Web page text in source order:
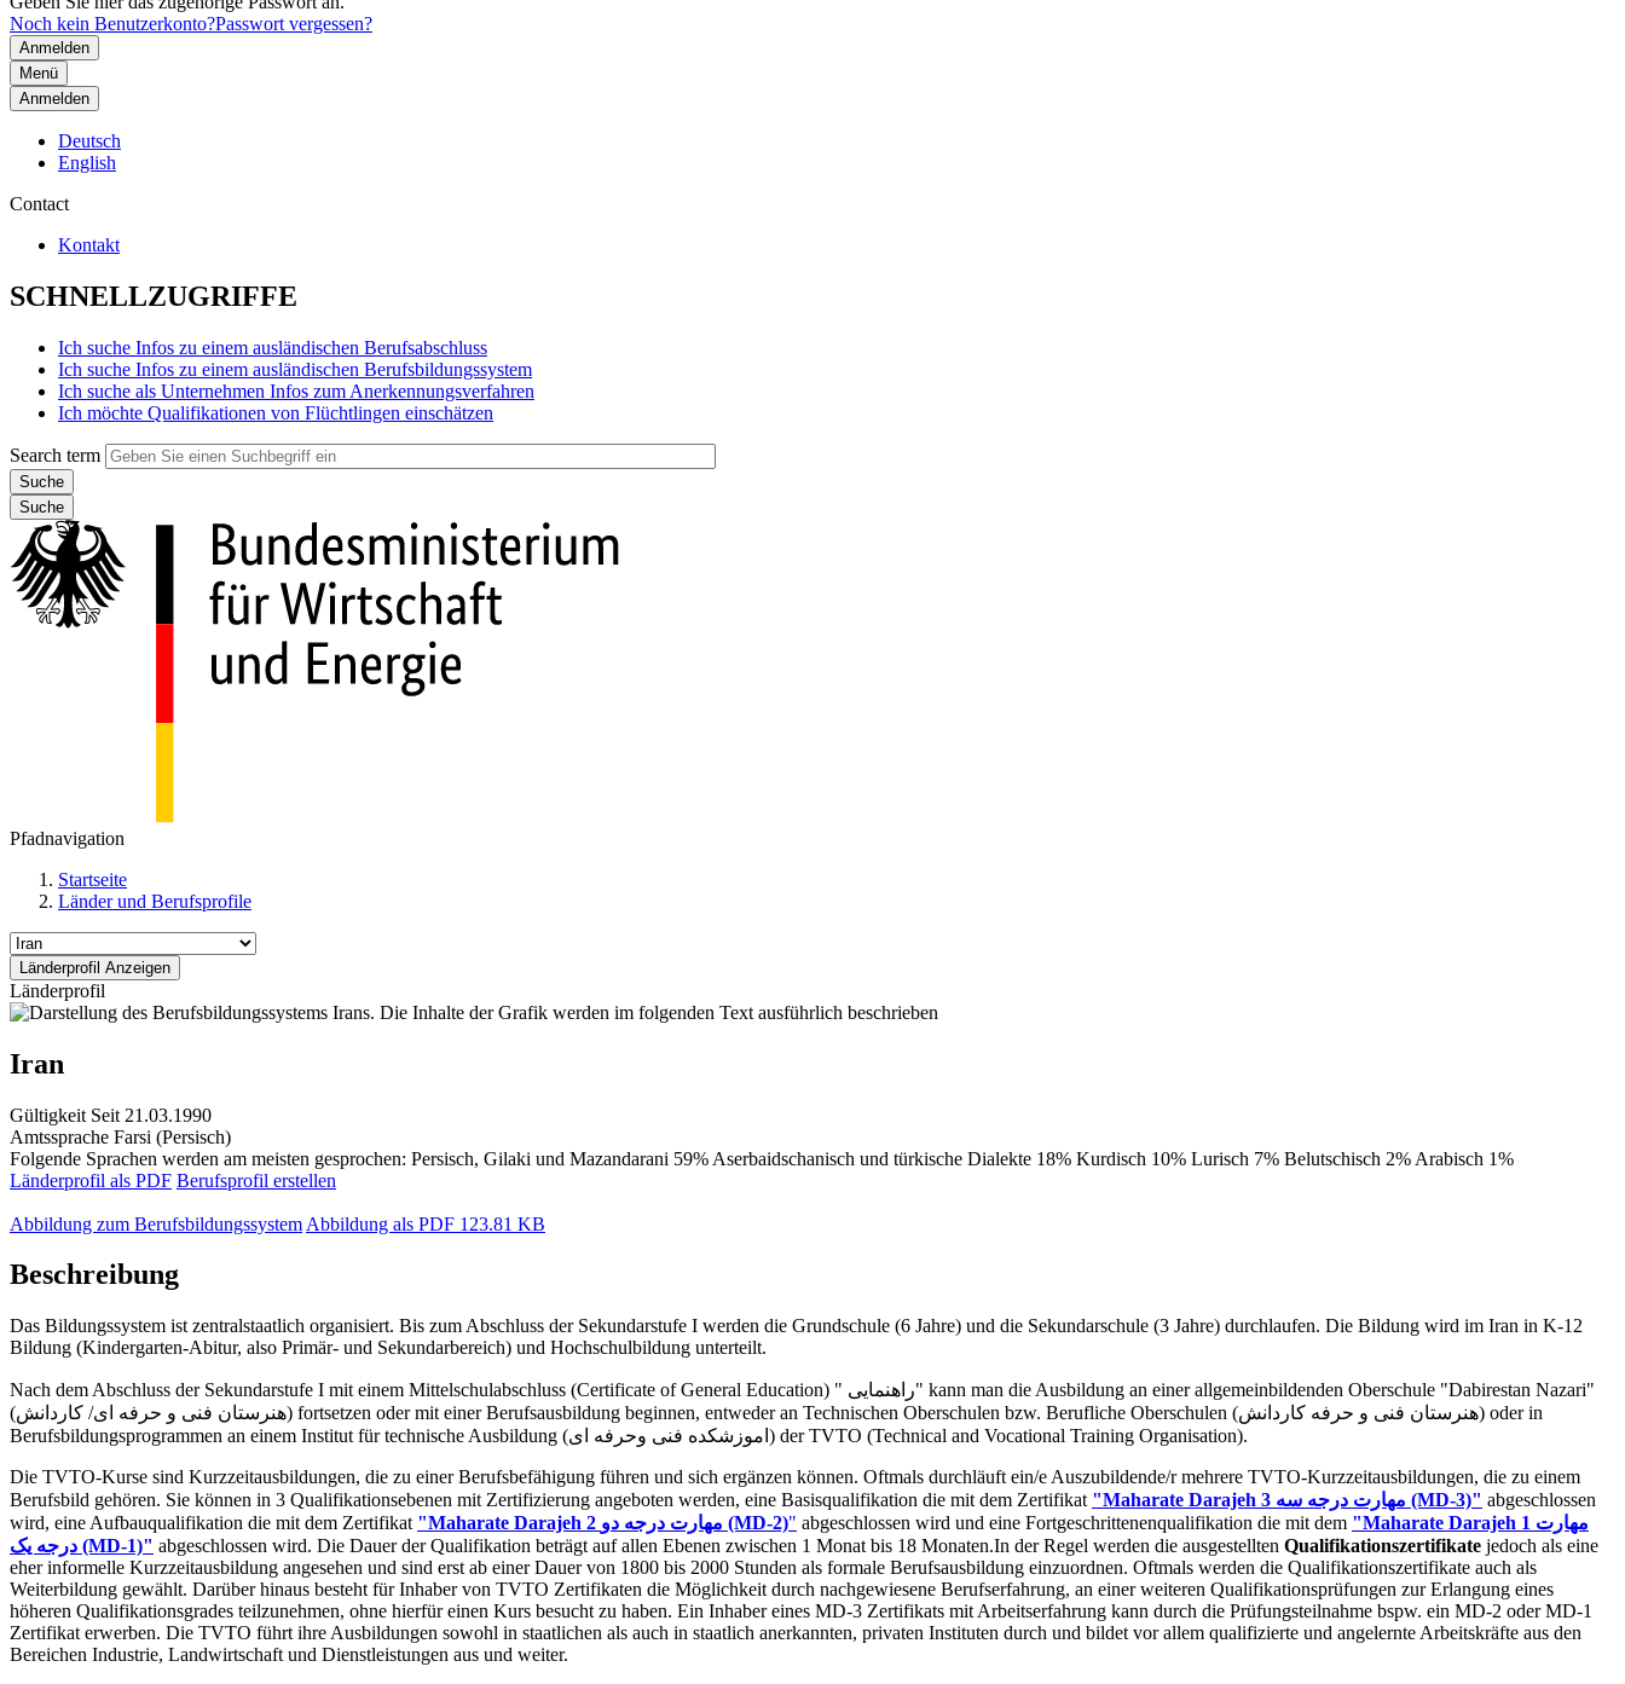
Noch kein Benutzerkonto?Passwort vergessen?
Menü
Anmelden
Deutsch
English
Contact
Kontakt
SCHNELLZUGRIFFE
Ich suche Infos zu einem ausländischen Berufsabschluss
Ich suche Infos zu einem ausländischen Berufsbildungssystem
Ich suche als Unternehmen Infos zum Anerkennungsverfahren
Ich möchte Qualifikationen von Flüchtlingen einschätzen
Search term
Suche
Pfadnavigation
Startseite
Länder und Berufsprofile
Länderprofil
Iran
Gültigkeit Seit 21.03.1990
Amtssprache Farsi (Persisch)
Folgende Sprachen werden am meisten gesprochen: Persisch, Gilaki und Mazandarani 59% Aserbaidschanisch und türkische Dialekte 18% Kurdisch 10% Lurisch 7% Belutschisch 2% Arabisch 1%
Länderprofil als PDF Berufsprofil erstellen
Abbildung zum Berufsbildungssystem Abbildung als PDF 123.81 KB
Beschreibung
Das Bildungssystem ist zentralstaatlich organisiert. Bis zum Abschluss der Sekundarstufe I werden die Grundschule (6 Jahre) und die Sekundarschule (3 Jahre) durchlaufen. Die Bildung wird im Iran in K-12
Bildung (Kindergarten-Abitur, also Primär- und Sekundarbereich) und Hochschulbildung unterteilt.
Nach dem Abschluss der Sekundarstufe I mit einem Mittelschulabschluss (Certificate of General Education) " راهنمایی" kann man die Ausbildung an einer allgemeinbildenden Oberschule "Dabirestan Nazari"
(هنرستان فنی و حرفه ای/ کاردانش) fortsetzen oder mit einer Berufsausbildung beginnen, entweder an Technischen Oberschulen bzw. Berufliche Oberschulen (هنرستان فنی و حرفه کاردانش) oder in
Berufsbildungsprogrammen an einem Institut für technische Ausbildung (اموزشکده فنی وحرفه ای) der TVTO (Technical and Vocational Training Organisation).
Die TVTO-Kurse sind Kurzzeitausbildungen, die zu einer Berufsbefähigung führen und sich ergänzen können. Oftmals durchläuft ein/e Auszubildende/r mehrere TVTO-Kurzzeitausbildungen, die zu einem
Berufsbild gehören. Sie können in 3 Qualifikationsebenen mit Zertifizierung angeboten werden, eine Basisqualifikation die mit dem Zertifikat
"Maharate Darajeh 3 مهارت درجه سه (MD-3)" abgeschlossen
wird, eine Aufbauqualifikation die mit dem Zertifikat
"Maharate Darajeh 2 مهارت درجه دو (MD-2)" abgeschlossen wird und eine Fortgeschrittenenqualifikation die mit dem "Maharate Darajeh 1 مهارت
درجه یک (MD-1)" abgeschlossen wird. Die Dauer der Qualifikation beträgt auf allen Ebenen zwischen 1 Monat bis 18 Monaten.In der Regel werden die ausgestellten Qualifikationszertifikate jedoch als eine
eher informelle Kurzzeitausbildung angesehen und sind erst ab einer Dauer von 1800 bis 2000 Stunden als formale Berufsausbildung einzuordnen. Oftmals werden die Qualifikationszertifikate auch als
Weiterbildung gewählt. Darüber hinaus besteht für Inhaber von TVTO Zertifikaten die Möglichkeit durch nachgewiesene Berufserfahrung, an einer weiteren Qualifikationsprüfungen zur Erlangung eines
höheren Qualifikationsgrades teilzunehmen, ohne hierfür einen Kurs besucht zu haben. Ein Inhaber eines MD-3 Zertifikats mit Arbeitserfahrung kann durch die Prüfungsteilnahme bspw. ein MD-2 oder MD-1
Zertifikat erwerben. Die TVTO führt ihre Ausbildungen sowohl in staatlichen als auch in staatlich anerkannten, privaten Instituten durch und bildet vor allem qualifizierte und angelernte Arbeitskräfte aus den
Bereichen Industrie, Landwirtschaft und Dienstleistungen aus und weiter.